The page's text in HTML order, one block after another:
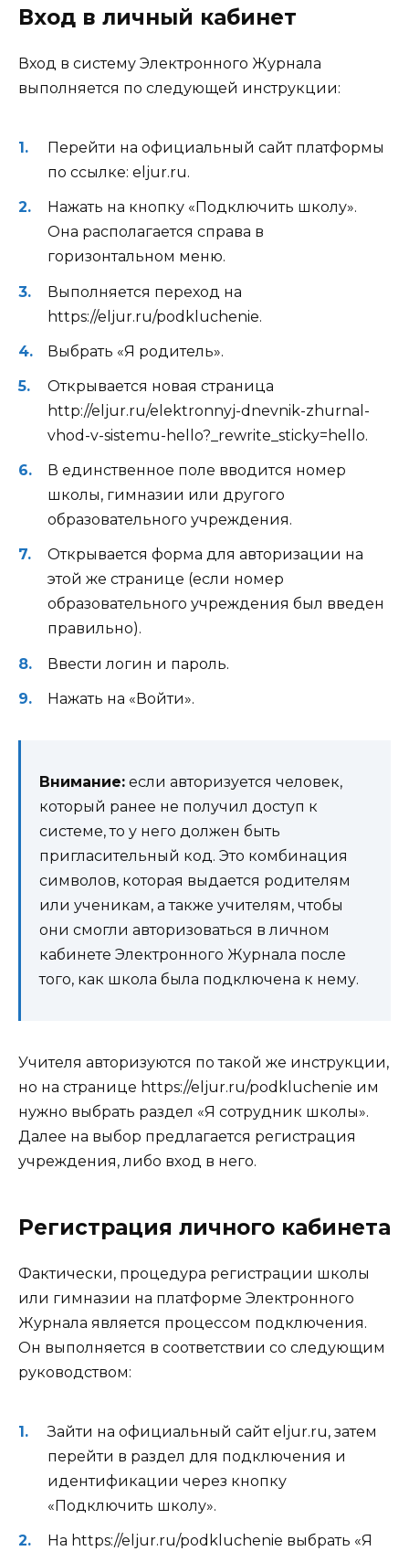
Вход в личный кабинет
Вход в систему Электронного Журнала
выполняется по следующей инструкции:
Перейти на официальный сайт платформы
по ссылке: eljur.ru.
Нажать на кнопку «Подключить школу».
Она располагается справа в
горизонтальном меню.
Выполняется переход на
https://eljur.ru/podkluchenie.
Выбрать «Я родитель».
Открывается новая страница
http://eljur.ru/elektronnyj-dnevnik-zhurnal-
vhod-v-sistemu-hello?_rewrite_sticky=hello.
В единственное поле вводится номер
школы, гимназии или другого
образовательного учреждения.
Открывается форма для авторизации на
этой же странице (если номер
образовательного учреждения был введен
правильно).
Ввести логин и пароль.
Нажать на «Войти».
Внимание: если авторизуется человек,
который ранее не получил доступ к
системе, то у него должен быть
пригласительный код. Это комбинация
символов, которая выдается родителям
или ученикам, а также учителям, чтобы
они смогли авторизоваться в личном
кабинете Электронного Журнала после
того, как школа была подключена к нему.
Учителя авторизуются по такой же инструкции,
но на странице https://eljur.ru/podkluchenie им
нужно выбрать раздел «Я сотрудник школы».
Далее на выбор предлагается регистрация
учреждения, либо вход в него.
Регистрация личного кабинета
Фактически, процедура регистрации школы
или гимназии на платформе Электронного
Журнала является процессом подключения.
Он выполняется в соответствии со следующим
руководством:
Зайти на официальный сайт eljur.ru, затем
перейти в раздел для подключения и
идентификации через кнопку
«Подключить школу».
На https://eljur.ru/podkluchenie выбрать «Я